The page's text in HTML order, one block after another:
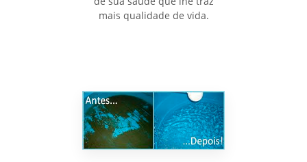
mais qualidade de vida.